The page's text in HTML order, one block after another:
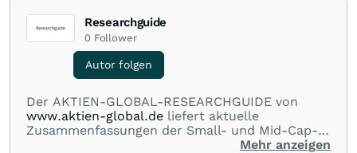
Researchguide
0 Follower
Autor folgen
Der AKTIEN-GLOBAL-RESEARCHGUIDE von
www.aktien-global.de liefert aktuelle
Zusammenfassungen der Small- und Mid-Cap-
Analysen deutscher Researchhäuser und -
Mehr anzeigen